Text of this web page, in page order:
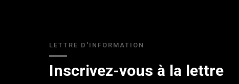
LETTRE D'INFORMATION
Inscrivez-vous à la lettre